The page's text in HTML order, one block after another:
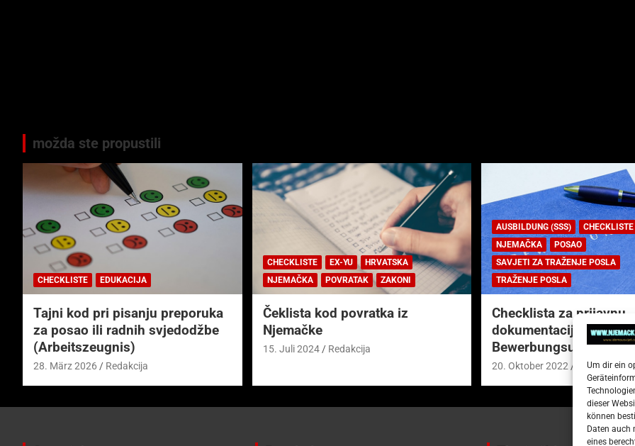
Um dir ein
dieser
können
Daten auch
eines
možda ste propustili
CHECKLISTE EDUKACIJA
Tajni kod pri pisanju preporuka
za posao ili radnih svjedodžbe
(Arbeitszeugnis)
28. März 2026 Redakcija
CHECKLISTE EX-YU
HRVATSKA
NJEMAČKA
POVRATAK ZAKONI
Čeklista kod povratka iz
Njemačke
15. Juli 2024 Redakcija
AUSBILDUNG (SSS)
CHECKLISTE
NJEMAČKA
POSAO
SAVJETI ZA TRAŽENJE POSLA
TRAŽENJE POSLA
Checklista za prijavnu
dokumentaciju (njem.
20. Oktober 2022 Redakcija